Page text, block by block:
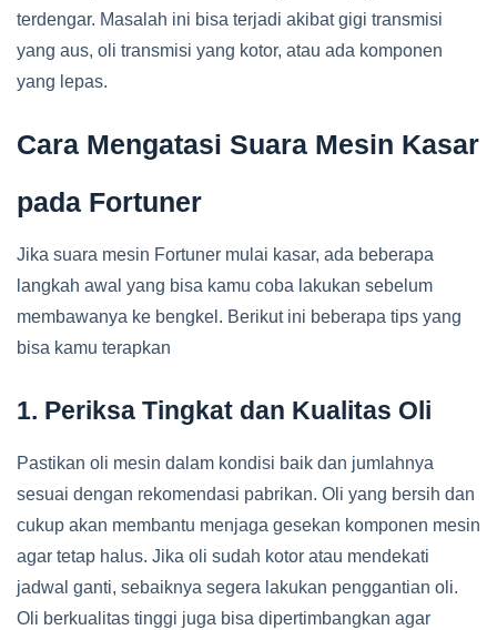
terdengar. Masalah ini bisa terjadi akibat gigi transmisi
yang aus, oli transmisi yang kotor, atau ada komponen
yang lepas.
Cara Mengatasi Suara Mesin Kasar
pada Fortuner
Jika suara mesin Fortuner mulai kasar, ada beberapa
langkah awal yang bisa kamu coba lakukan sebelum
membawanya ke bengkel. Berikut ini beberapa tips yang
bisa kamu terapkan
1. Periksa Tingkat dan Kualitas Oli
Pastikan oli mesin dalam kondisi baik dan jumlahnya
sesuai dengan rekomendasi pabrikan. Oli yang bersih dan
cukup akan membantu menjaga gesekan komponen mesin
agar tetap halus. Jika oli sudah kotor atau mendekati
jadwal ganti, sebaiknya segera lakukan penggantian oli.
Oli berkualitas tinggi juga bisa dipertimbangkan agar